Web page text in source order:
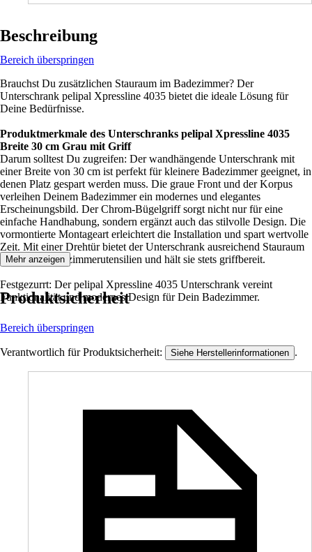
Beschreibung
Bereich überspringen
Brauchst Du zusätzlichen Stauraum im Badezimmer? Der
Unterschrank pelipal Xpressline 4035 bietet die ideale Lösung für
Deine Bedürfnisse.
Produktmerkmale des Unterschranks pelipal Xpressline 4035
Breite 30 cm Grau mit Griff
Darum solltest Du zugreifen: Der wandhängende Unterschrank mit
einer Breite von 30 cm ist perfekt für kleinere Badezimmer geeignet, in
denen Platz gespart werden muss. Die graue Front und der Korpus
verleihen Deinem Badezimmer ein modernes und elegantes
Erscheinungsbild. Der Chrom-Bügelgriff sorgt nicht nur für eine
einfache Handhabung, sondern ergänzt auch das stilvolle Design. Die
vormontierte Montageart erleichtert die Installation und spart wertvolle
Zeit. Mit einer Drehtür bietet der Unterschrank ausreichend Stauraum
für Deine Badezimmerutensilien und hält sie stets griffbereit.
Festgezurrt: Der pelipal Xpressline 4035 Unterschrank vereint
Funktionalität und modernes Design für Dein Badezimmer.
Mehr anzeigen
Produktsicherheit
Bereich überspringen
Verantwortlich für Produktsicherheit: Siehe Herstellerinformationen .